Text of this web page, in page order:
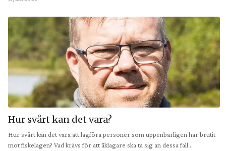
Hur svårt kan det vara?
Hur svårt kan det vara att lagföra personer som uppenbarligen har brutit
mot fiskelagen? Vad krävs för att åklagare ska ta sig an dessa fall…